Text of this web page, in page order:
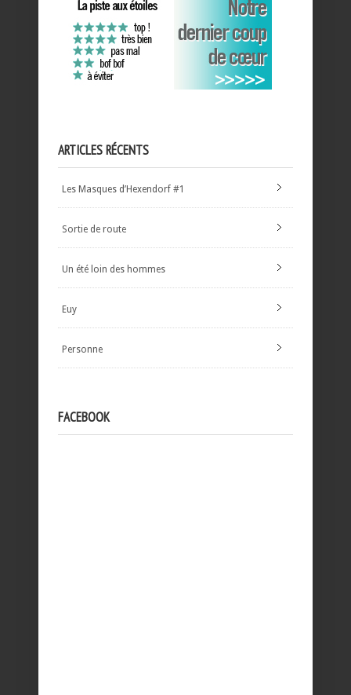
ARTICLES RÉCENTS
Les Masques d’Hexendorf #1
Sortie de route
Un été loin des hommes
Euy
Personne
FACEBOOK